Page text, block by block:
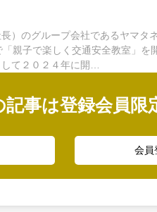
のグループ会社であるヤマタ
親子で楽しく交通安全教室」
て２０２４年に開…
記事は登録会員限
会員